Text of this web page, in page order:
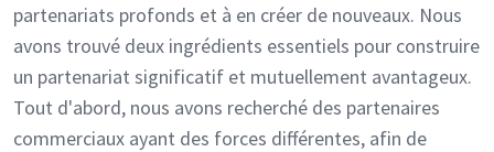
partenariats profonds et à en créer de nouveaux. Nous
avons trouvé deux ingrédients essentiels pour construire
un partenariat significatif et mutuellement avantageux.
Tout d'abord, nous avons recherché des partenaires
commerciaux ayant des forces différentes, afin de